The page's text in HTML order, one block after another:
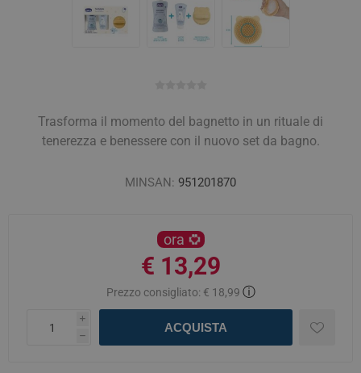
Trasforma il momento del bagnetto in un rituale di
tenerezza e benessere con il nuovo set da bagno.
MINSAN: 951201870
ora
€ 13,29
Prezzo consigliato: € 18,99 ⓘ
i
h
ACQUISTA